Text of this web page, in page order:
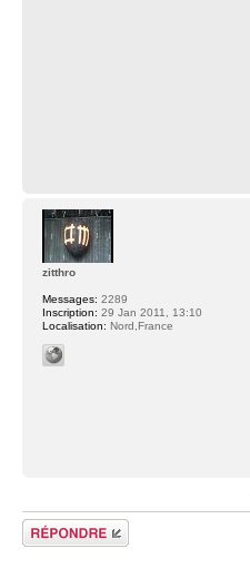
zitthro
Messages: 2289
Inscription: 29 Jan 2011, 13:10
Localisation: Nord,France
Répondre